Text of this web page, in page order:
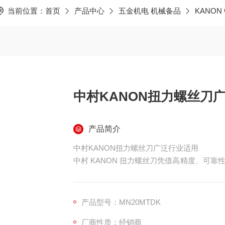
当前位置： 首页 产品中心 五金机电 机械备品 KANON
中村KANON扭力螺丝刀
产品简介
中村KANON扭力螺丝刀广泛行业适用
中村 KANON 扭力螺丝刀凭借高精度、可靠
元件损坏或接触不良。该螺丝刀 ±3% 的精
汽车与轨道
产品型号：MN20MTDK
厂商性质：经销商